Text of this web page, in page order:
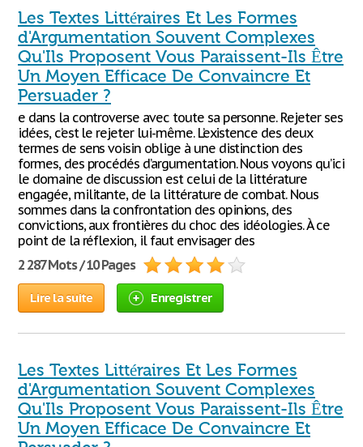
Les Textes Littéraires Et Les Formes
d'Argumentation Souvent Complexes
Qu'Ils Proposent Vous Paraissent-Ils Être
Un Moyen Efficace De Convaincre Et
Persuader ?
e dans la controverse avec toute sa personne. Rejeter ses
idées, c’est le rejeter lui-même. L’existence des deux
termes de sens voisin oblige à une distinction des
formes, des procédés d’argumentation. Nous voyons qu’ici
le domaine de discussion est celui de la littérature
engagée, militante, de la littérature de combat. Nous
sommes dans la confrontation des opinions, des
convictions, aux frontières du choc des idéologies. À ce
point de la réflexion, il faut envisager des
2 287 Mots / 10 Pages
Lire la suite Enregistrer
Les Textes Littéraires Et Les Formes
d'Argumentation Souvent Complexes
Qu'Ils Proposent Vous Paraissent-Ils Être
Un Moyen Efficace De Convaincre Et